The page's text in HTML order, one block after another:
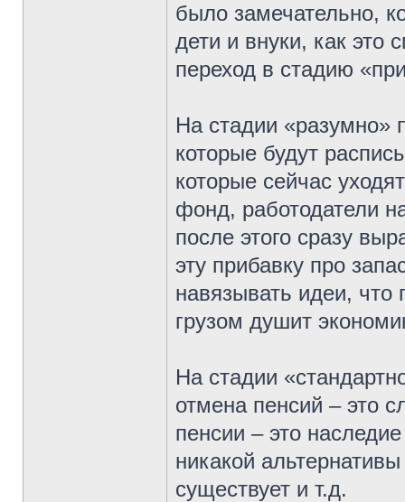
было замечательно,
дети и внуки, как это
переход в стадию
На стадии «разумно»
которые будут
которые сейчас
фонд, работодатели
после этого сразу
эту прибавку про
навязывать идеи,
грузом душит
На стадии
отмена пенсий – это
пенсии – это
никакой
существует и т.д.